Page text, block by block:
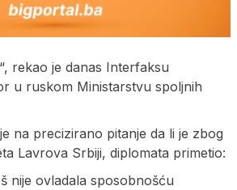
rekao je danas Interfaksu
u ruskom Ministarstvu spoljnih
na precizirano pitanje da li je zbog
Lavrova Srbiji, diplomata primetio:
nije ovladala sposobnošću